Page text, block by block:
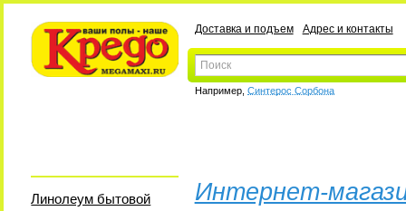
Доставка и подъем Адрес и контакты
Например, Синтерос Сорбона
Линолеум бытовой
Интернет-